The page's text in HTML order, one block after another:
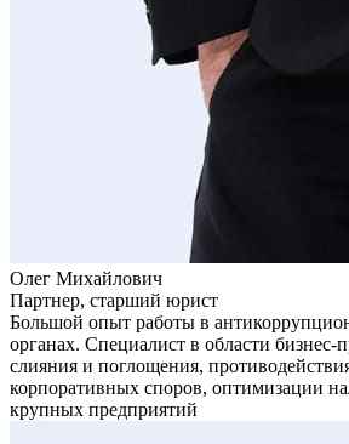
Олег Михайлович
Партнер, старший юрист
Большой опыт работы в
органах. Специалист в области бизнес-
слияния и поглощения,
корпоративных споров, оптимизации
крупных предприятий